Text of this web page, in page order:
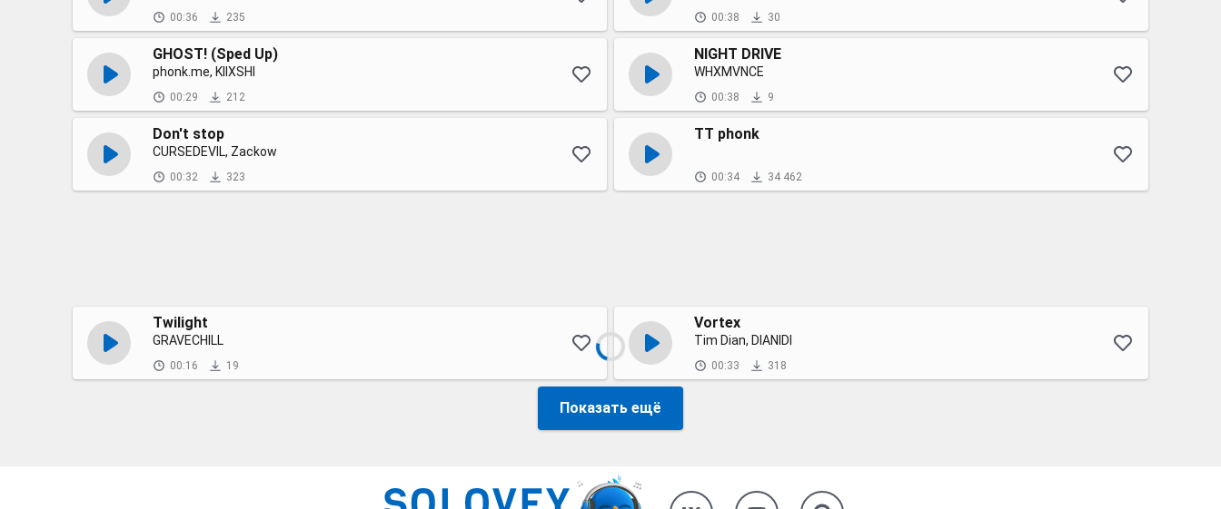
00:36 235 00:38 30
GHOST! (Sped Up)
phonk.me, KIIXSHI
00:29 212
NIGHT DRIVE
WHXMVNCE
00:38 9
Don't stop
CURSEDEVIL, Zackow
00:32 323
TT phonk
00:34 34 462
Twilight
GRAVECHILL
00:16 19
Vortex
Tim Dian, DIANIDI
00:33 318
Показать ещё